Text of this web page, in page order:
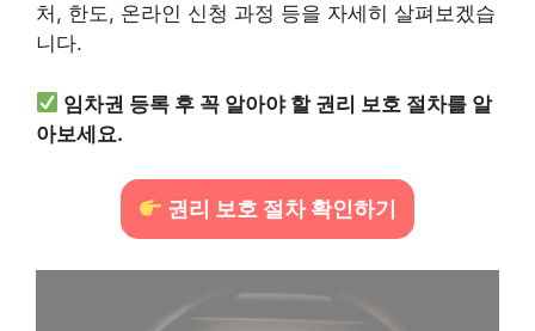
처, 한도, 온라인 신청 과정 등을 자세히 살펴보겠습
니다.
임차권 등록 후 꼭 알아야 할 권리 보호 절차를 알
아보세요.
권리 보호 절차 확인하기